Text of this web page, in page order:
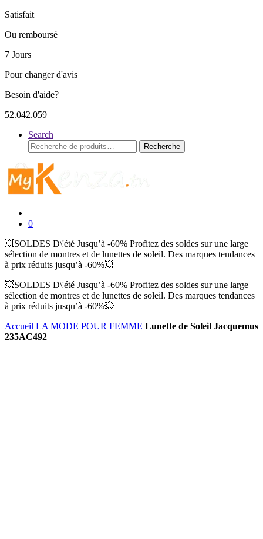
Satisfait
Ou remboursé
7 Jours
Pour changer d'avis
Besoin d'aide?
52.042.059
Search
Recherche
pour :
Recherche
0
💥SOLDES D\'été Jusqu’à -60% Profitez des soldes sur une large
sélection de montres et de lunettes de soleil. Des marques tendances
à prix réduits jusqu’à -60%💥
💥SOLDES D\'été Jusqu’à -60% Profitez des soldes sur une large
sélection de montres et de lunettes de soleil. Des marques tendances
à prix réduits jusqu’à -60%💥
Accueil LA MODE POUR FEMME Lunette de Soleil Jacquemus
235AC492